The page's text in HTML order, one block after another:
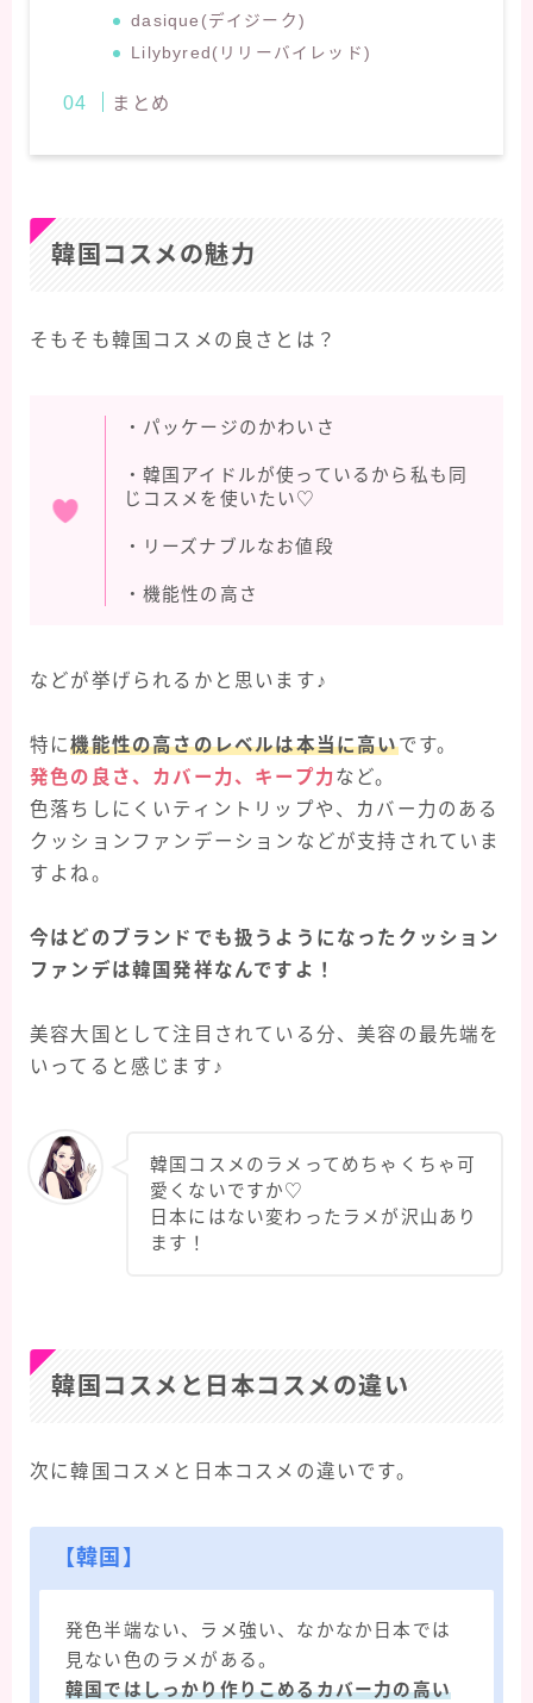
dasique(デイジーク)
Lilybyred(リリーバイレッド)
まとめ
韓国コスメの魅力
そもそも韓国コスメの良さとは？
・パッケージのかわいさ
・韓国アイドルが使っているから私も同
じコスメを使いたい♡
・リーズナブルなお値段
・機能性の高さ
などが挙げられるかと思います♪
特に機能性の高さのレベルは本当に高いです。
発色の良さ、カバー力、キープ力など。
色落ちしにくいティントリップや、カバー力のある
クッションファンデーションなどが支持されていま
すよね。
今はどのブランドでも扱うようになったクッション
ファンデは韓国発祥なんですよ！
美容大国として注目されている分、美容の最先端を
いってると感じます♪
韓国コスメのラメってめちゃくちゃ可
愛くないですか♡
日本にはない変わったラメが沢山あり
ます！
韓国コスメと日本コスメの違い
次に韓国コスメと日本コスメの違いです。
【韓国】
発色半端ない、ラメ強い、なかなか日本では
見ない色のラメがある。
韓国ではしっかり作りこめるカバー力の高い